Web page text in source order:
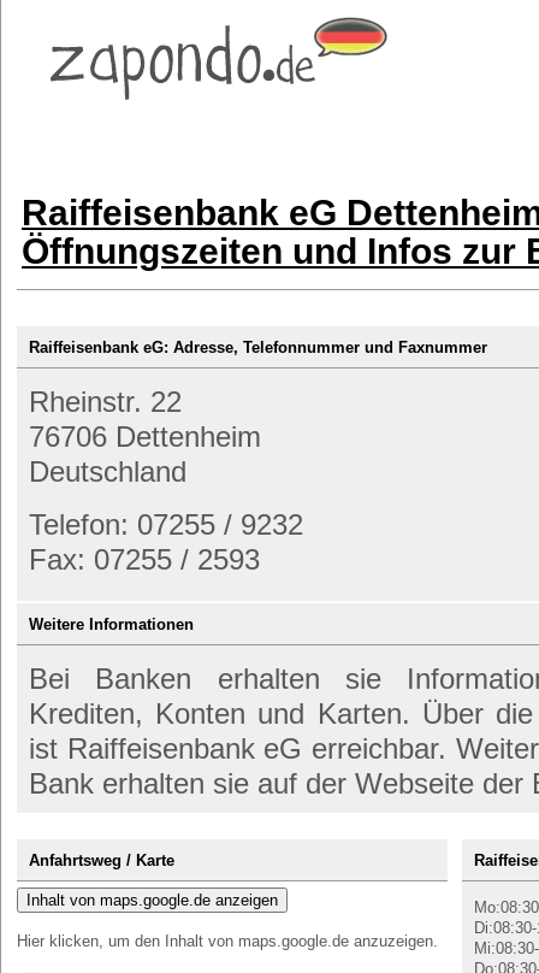
Raiffeisenbank eG
Öffnungszeiten und Infos zur
Raiffeisenbank eG: Adresse, Telefonnummer und Faxnummer
Rheinstr. 22
76706 Dettenheim
Deutschland
Telefon: 07255 / 9232
Fax: 07255 / 2593
Weitere Informationen
Bei Banken erhalten sie
Krediten, Konten und Karten. Über
ist Raiffeisenbank eG erreichbar.
Bank erhalten sie auf der Webseite der
Anfahrtsweg / Karte
Inhalt von maps.google.de anzeigen
Hier klicken, um den Inhalt von maps.google.de anzuzeigen.